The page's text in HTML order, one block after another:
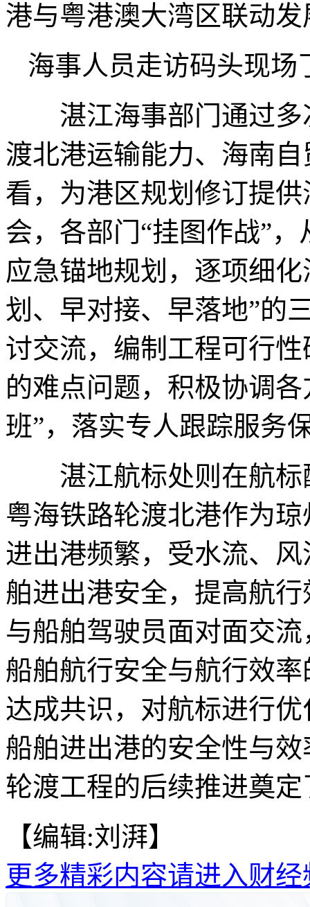
港与粤港澳大湾区联动
海事人员走访码头现
湛江海事部门通过多
渡北港运输能力、海南
看，为港区规划修订提
会，各部门“挂图作战”
应急锚地规划，逐项细
划、早对接、早落地”的
讨交流，编制工程可行
的难点问题，积极协调
班”，落实专人跟踪服务
湛江航标处则在航标
粤海铁路轮渡北港作为
进出港频繁，受水流、
舶进出港安全，提高航
与船舶驾驶员面对面交
船舶航行安全与航行效
达成共识，对航标进行
船舶进出港的安全性与
轮渡工程的后续推进奠
【编辑:刘湃】
更多精彩内容请进入财经